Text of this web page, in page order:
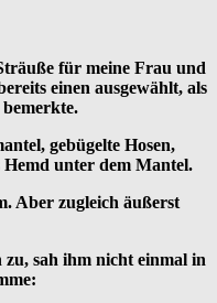
für meine Frau und
einen ausgewählt, als
gebügelte Hosen,
Hemd unter dem Mantel.
Aber zugleich äußerst
sah ihm nicht einmal in